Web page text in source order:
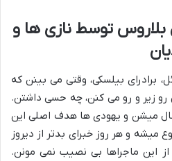
توسط نازی ها و
برادرای بیلسکی، وقتی می بینن که
رو زیر و رو می کنن، چه حسی داشتن.
میشن و یهودی ها هدف اصلی این
و هر روز خبرای بدتر از دیروز
این ماجراها بی نصیب نمی مونن.